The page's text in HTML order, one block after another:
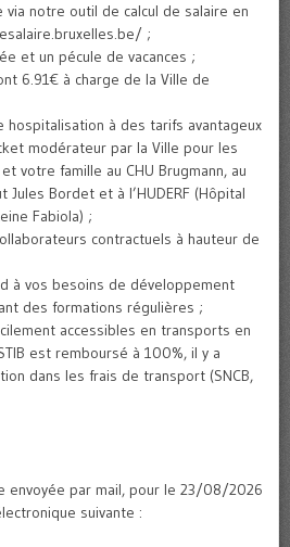
notre outil de calcul de salaire en
;
et un pécule de vacances ;
6.91€ à charge de la Ville de
hospitalisation à des tarifs avantageux
modérateur par la Ville pour les
votre famille au CHU Brugmann, au
Jules Bordet et à l’HUDERF (Hôpital
Fabiola) ;
contractuels à hauteur de
à vos besoins de développement
des formations régulières ;
accessibles en transports en
est remboursé à 100%, il y a
dans les frais de transport (SNCB,
envoyée par mail, pour le 23/08/2026
suivante :